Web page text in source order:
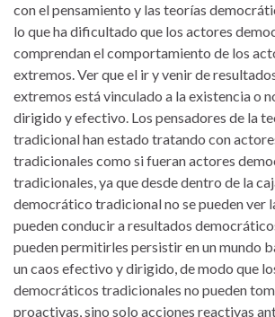
con el pensamiento y las teorías
lo que ha dificultado que los actores
comprendan el comportamiento de los
extremos. Ver que el ir y venir de
extremos está vinculado a la existencia o
dirigido y efectivo. Los pensadores de la
tradicional han estado tratando con
tradicionales como si fueran actores
tradicionales, ya que desde dentro de la
democrático tradicional no se pueden ver
pueden conducir a resultados
pueden permitirles persistir en un mundo
un caos efectivo y dirigido, de modo que
democráticos tradicionales no pueden
proactivas, sino solo acciones reactivas